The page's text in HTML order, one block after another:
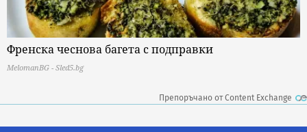
Френска чеснова багета с подправки
MelomanBG - Sled5.bg
Препоръчано от Content Exchange